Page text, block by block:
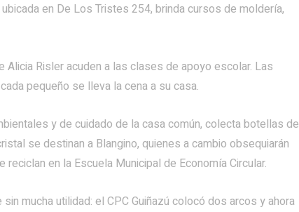
en De Los Tristes 254, brinda cursos de moldería,
Risler acuden a las clases de apoyo escolar. Las
pequeño se lleva la cena a su casa.
y de cuidado de la casa común, colecta botellas de
se destinan a Blangino, quienes a cambio obsequiarán
en la Escuela Municipal de Economía Circular.
mucha utilidad: el CPC Guiñazú colocó dos arcos y ahora